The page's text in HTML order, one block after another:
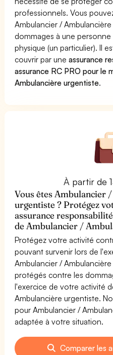
professionnels. Vous
Ambulancier /
dommages à une
physique (un particulier). Il
couvrir par uneassurance
assurance RC PRO pour le
Ambulancière urgentiste.
À partir de
Vous êtes Ambulancier
urgentiste ? Protégez
assurance
de Ambulancier /
Protégez votre activité
pouvant survenir lors de
Ambulancier /
protégés contre les
l'exercice de votre activité
Ambulancière urgentiste.
pour Ambulancier /
adaptée à votre situation.
Comparer les